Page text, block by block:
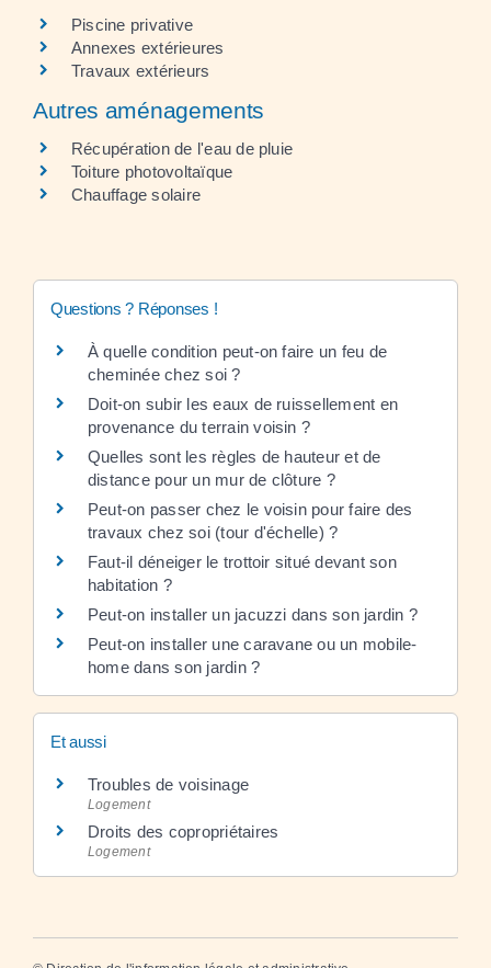
Piscine privative
Annexes extérieures
Travaux extérieurs
Autres aménagements
Récupération de l'eau de pluie
Toiture photovoltaïque
Chauffage solaire
Questions ? Réponses !
À quelle condition peut-on faire un feu de
cheminée chez soi ?
Doit-on subir les eaux de ruissellement en
provenance du terrain voisin ?
Quelles sont les règles de hauteur et de
distance pour un mur de clôture ?
Peut-on passer chez le voisin pour faire des
travaux chez soi (tour d'échelle) ?
Faut-il déneiger le trottoir situé devant son
habitation ?
Peut-on installer un jacuzzi dans son jardin ?
Peut-on installer une caravane ou un mobile-
home dans son jardin ?
Et aussi
Troubles de voisinage
Logement
Droits des copropriétaires
Logement